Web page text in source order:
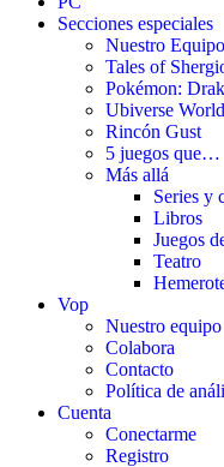
Secciones especiales
Nuestro
Tales of
Pokémon:
Ubiverse
Rincón Gust
5 juegos que…
Más allá
Series y
Libros
Juegos
Teatro
Vop
Nuestro equipo
Colabora
Contacto
Política de
Cuenta
Conectarme
Registro